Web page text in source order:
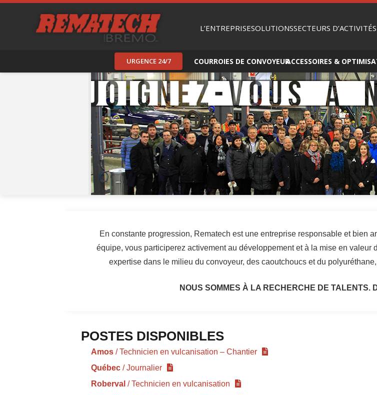
L’ENTREPRISESOLUTIONSSECTEURS D’ACTIVITÉS
URGENCE 24/7 COURROIES DE CONVOYEURACCESSOIRES &
En constante progression, Rematech est une entreprise responsable et bien
équipe, vous participerez activement au développement et à la mise en valeur
expertise dans le milieu du convoyeur, des caoutchoucs et du
NOUS SOMMES À LA RECHERCHE DE TALENTS.
POSTES DISPONIBLES
Amos / Technicien en vulcanisation – Chantier
Québec / Journalier
Roberval / Technicien en vulcanisation